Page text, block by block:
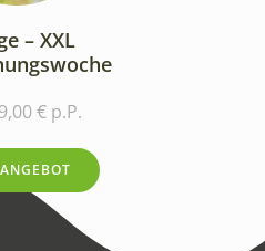
– XXL
€ p.P.